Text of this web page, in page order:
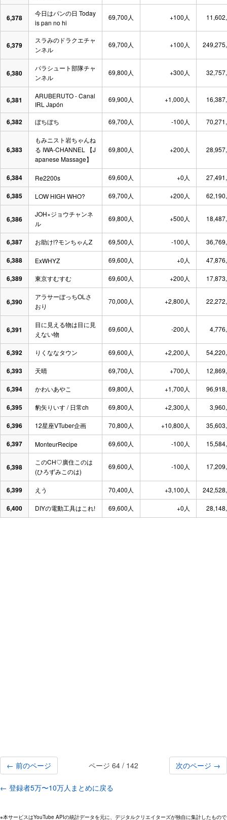
6,378
今日はパンの日 Today
is pan no hi
69,700人 +100人
6,379
スラみのドラクエチャ
ンネル
69,700人 +100人
6,380
パラシュート部隊チャ
ンネル
69,800人 +300人
6,381
ARUBERUTO - Canal
IRL Japón
69,900人 +1,000人
6,382 ぼちぼち 69,700人 -100人
6,383
もみニスト岩ちゃんね
る IWA-CHANNEL 【J
apanese Massage】
69,800人 +200人
6,384 Re2200s 69,600人 +0人
6,385 LOW HIGH WHO? 69,700人 +200人
6,386
JOH×ジョウチャンネ
ル
69,800人 +500人
6,387 お助け!?モンちゃんZ 69,500人 -100人
6,388 ExWHYZ 69,600人 +0人
6,389 東京すむすむ 69,600人 +200人
6,390
アラサーぼっちOLさ
おり
70,000人 +2,800人
6,391
目に見える物は目に見
えない物
69,600人 -200人
6,392 りくななタウン 69,600人 +2,200人
6,393 天晴 69,700人 +700人
6,394 かわいあやこ 69,800人 +1,700人
6,395 豹矢りいす / 日常ch 69,800人 +2,300人
6,396 12星座VTuber企画 70,800人 +10,800人
6,397 MonteurRecipe 69,600人 -100人
6,398
このCH♡廣住このは
(ひろずみこのは)
69,600人 -100人
6,399 えう 70,400人 +3,100人
6,400 DIYの電動工具はこれ! 69,600人 +0人
← 前のページ ページ 64 / 142 次のページ →
← 登録者5万〜10万人まとめに戻る
※本サービスはYouTube APIの統計データを元に、デジタルクリエイターズが独自に集計したもので